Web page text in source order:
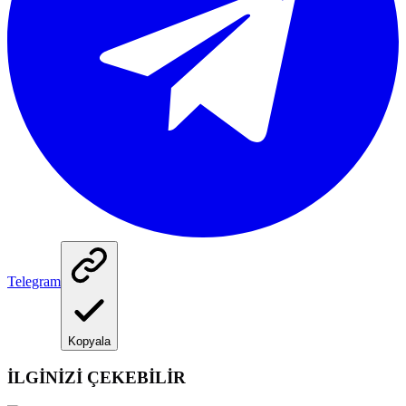
Telegram
Kopyala
İLGİNİZİ ÇEKEBİLİR